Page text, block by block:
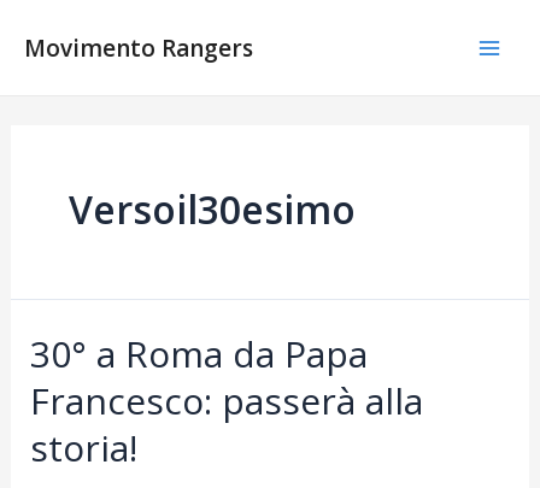
Movimento Rangers
Versoil30esimo
30° a Roma da Papa
Francesco: passerà alla
storia!